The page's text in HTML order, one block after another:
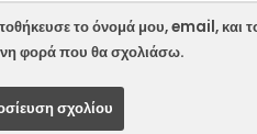
το όνομά μου, email, και
φορά που θα σχολιάσω.